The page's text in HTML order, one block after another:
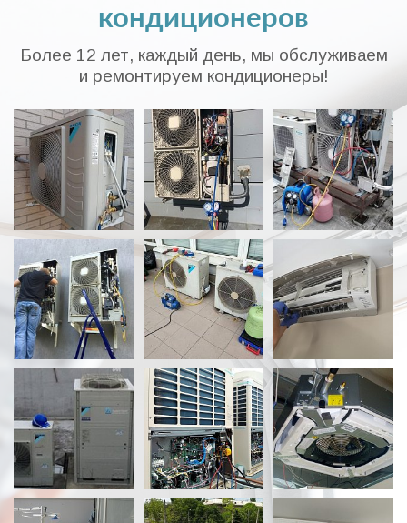
кондиционеров
Более 12 лет, каждый день, мы обслуживаем
и ремонтируем кондиционеры!